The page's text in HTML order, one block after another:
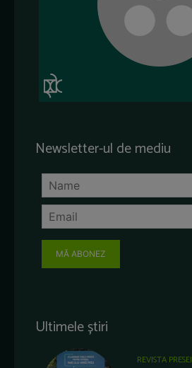
Newsletter-ul de mediu
MĂ ABONEZ
Ultimele știri
REVISTA PRESEI